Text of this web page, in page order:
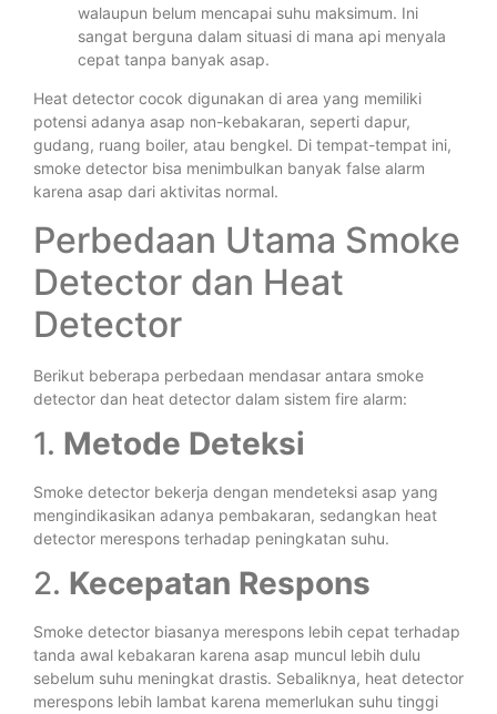
walaupun belum mencapai suhu maksimum. Ini
sangat berguna dalam situasi di mana api menyala
cepat tanpa banyak asap.
Heat detector cocok digunakan di area yang memiliki
potensi adanya asap non-kebakaran, seperti dapur,
gudang, ruang boiler, atau bengkel. Di tempat-tempat ini,
smoke detector bisa menimbulkan banyak false alarm
karena asap dari aktivitas normal.
Perbedaan Utama Smoke
Detector dan Heat
Detector
Berikut beberapa perbedaan mendasar antara smoke
detector dan heat detector dalam sistem fire alarm:
1. Metode Deteksi
Smoke detector bekerja dengan mendeteksi asap yang
mengindikasikan adanya pembakaran, sedangkan heat
detector merespons terhadap peningkatan suhu.
2. Kecepatan Respons
Smoke detector biasanya merespons lebih cepat terhadap
tanda awal kebakaran karena asap muncul lebih dulu
sebelum suhu meningkat drastis. Sebaliknya, heat detector
merespons lebih lambat karena memerlukan suhu tinggi